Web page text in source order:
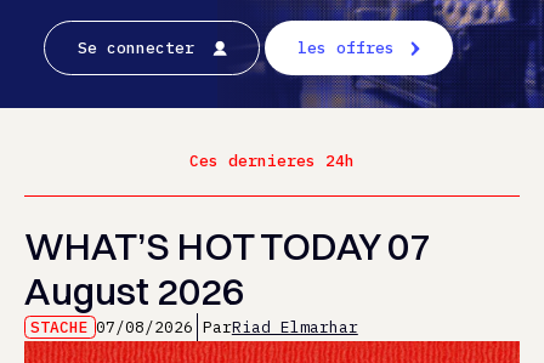
Se connecter les offres
Ces dernieres 24h
WHAT’S HOT TODAY 07
August 2026
STACHE 07/08/2026 ParRiad Elmarhar